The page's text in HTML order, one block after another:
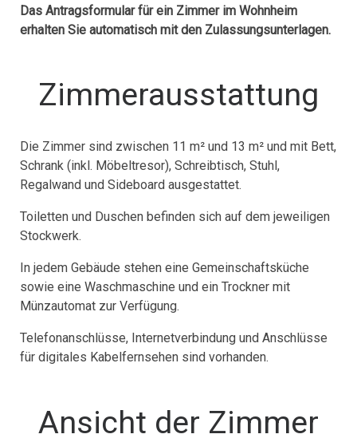
Das Antragsformular für ein Zimmer im Wohnheim
erhalten Sie automatisch mit den Zulassungsunterlagen.
Zimmerausstattung
Die Zimmer sind zwischen 11 m² und 13 m² und mit Bett,
Schrank (inkl. Möbeltresor), Schreibtisch, Stuhl,
Regalwand und Sideboard ausgestattet.
Toiletten und Duschen befinden sich auf dem jeweiligen
Stockwerk.
In jedem Gebäude stehen eine Gemeinschaftsküche
sowie eine Waschmaschine und ein Trockner mit
Münzautomat zur Verfügung.
Telefonanschlüsse, Internetverbindung und Anschlüsse
für digitales Kabelfernsehen sind vorhanden.
Ansicht der Zimmer